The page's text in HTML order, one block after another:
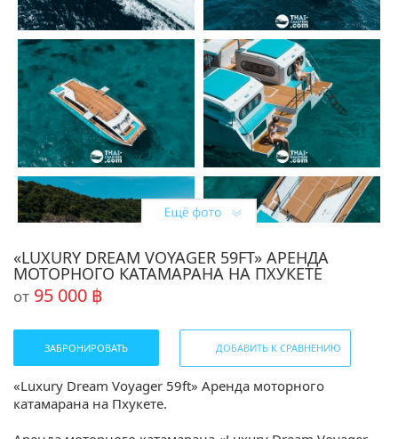
«LUXURY DREAM VOYAGER 59FT» АРЕНДА
МОТОРНОГО КАТАМАРАНА НА ПХУКЕТЕ
от 95 000 ฿
ЗАБРОНИРОВАТЬ ДОБАВИТЬ К СРАВНЕНИЮ
«Luxury Dream Voyager 59ft» Аренда моторного
катамарана на Пхукете.